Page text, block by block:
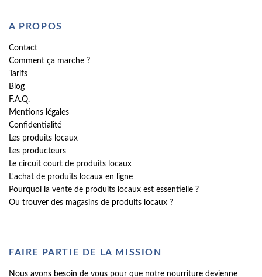
A PROPOS
Contact
Comment ça marche ?
Tarifs
Blog
F.A.Q.
Mentions légales
Confidentialité
Les produits locaux
Les producteurs
Le circuit court de produits locaux
L'achat de produits locaux en ligne
Pourquoi la vente de produits locaux est essentielle ?
Ou trouver des magasins de produits locaux ?
FAIRE PARTIE DE LA MISSION
Nous avons besoin de vous pour que notre nourriture devienne